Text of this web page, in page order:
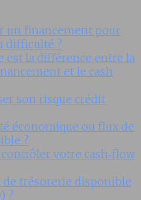
un financement pour
difficulté ?
est la différence entre la
et le cash
son risque crédit
économique ou flux de
?
votre cash‑flow
de trésorerie disponible
?